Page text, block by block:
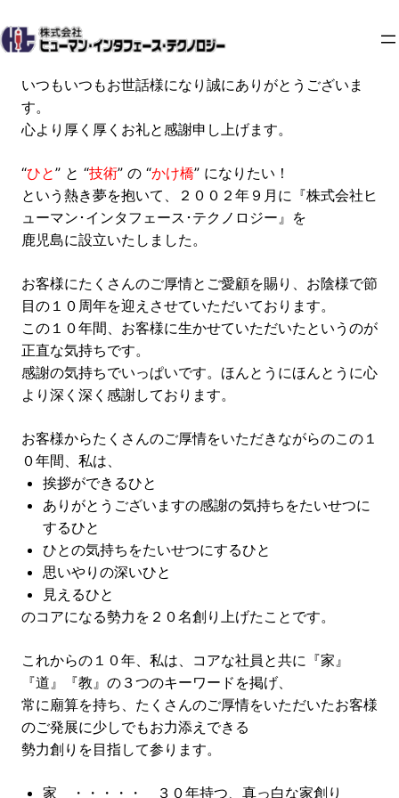
容
を
いつもいつもお世話様になり誠にありがとうございま
す。
心より厚く厚くお礼と感謝申し上げます。
“ひと” と “技術” の “かけ橋” になりたい！
という熱き夢を抱いて、２００２年９月に『株式会社ヒ
ューマン･インタフェース･テクノロジー』を
鹿児島に設立いたしました。
お客様にたくさんのご厚情とご愛顧を賜り、お陰様で節
目の１０周年を迎えさせていただいております。
この１０年間、お客様に生かせていただいたというのが
正直な気持ちです。
感謝の気持ちでいっぱいです。ほんとうにほんとうに心
より深く深く感謝しております。
お客様からたくさんのご厚情をいただきながらのこの１
０年間、私は、
挨拶ができるひと
ありがとうございますの感謝の気持ちをたいせつに
するひと
ひとの気持ちをたいせつにするひと
思いやりの深いひと
見えるひと
のコアになる勢力を２０名創り上げたことです。
これからの１０年、私は、コアな社員と共に『家』
『道』『教』の３つのキーワードを掲げ、
常に廟算を持ち、たくさんのご厚情をいただいたお客様
のご発展に少しでもお力添えできる
勢力創りを目指して参ります。
家 ・・・・・ ３０年持つ、真っ白な家創り